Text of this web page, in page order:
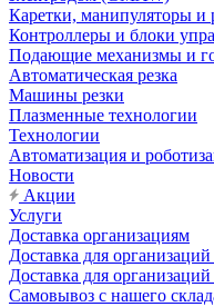
Каретки, манипуляторы и
Контроллеры и блоки
Подающие механизмы и
Автоматическая резка
Машины резки
Плазменные технологии
Технологии
Автоматизация и
Новости
Акции
Услуги
Доставка организациям
Доставка для
Доставка для
Самовывоз с нашего